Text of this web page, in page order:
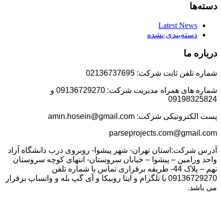
دسته‌ها
Latest News
دسته‌بندی نشده
درباره ما
شماره تلفن ثابت شرکت: 02136737695
شماره های همراه مدیریت شرکت: 09136729270 و
09198325824
پست الکترونیکی شرکت: amin.hosein@gmail.com
parseprojects.com@gmail.com
آدرس شرکت:استان تهران- شهر پیشوا- روبروی درب دانشگاه آزاد
واحد ورامین – پیشوا – خیابان سروستان- انتهای کوچه سروستان
نهم – پلاک 44- طریقه برقراری تماس با شماره تلفن
09136729270 با تلگرام و ایتا روبیکا و آی گپ بله و واتساپ برقرار
می باشد.